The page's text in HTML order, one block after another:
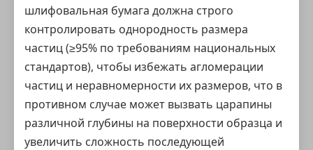
шлифовальная бумага должна строго
контролировать однородность размера
частиц (≥95% по требованиям национальных
стандартов), чтобы избежать агломерации
частиц и неравномерности их размеров, что в
противном случае может вызвать царапины
различной глубины на поверхности образца и
увеличить сложность последующей